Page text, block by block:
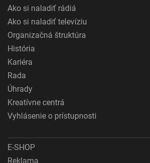
Ako si naladiť rádiá
Ako si naladiť televíziu
Organizačná štruktúra
História
Kariéra
Rada
Úhrady
Kreatívne centrá
Vyhlásenie o prístupnosti
E-SHOP
Reklama